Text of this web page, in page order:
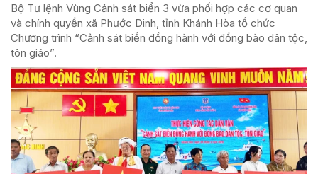
Bộ Tư lệnh Vùng Cảnh sát biển 3 vừa phối hợp các cơ quan
và chính quyền xã Phước Dinh, tỉnh Khánh Hòa tổ chức
Chương trình “Cảnh sát biển đồng hành với đồng bào dân tộc,
tôn giáo”.